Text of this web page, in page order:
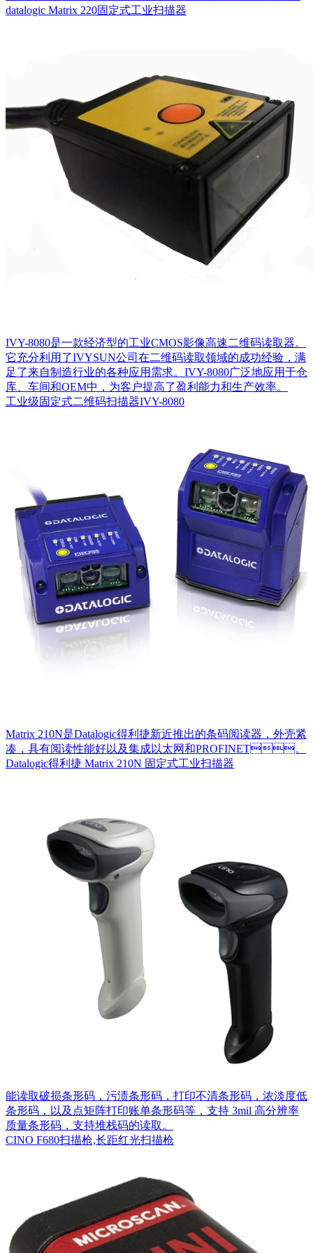
datalogic Matrix 220固定式工业扫描器
IVY-8080是一款经济型的工业CMOS影像高速二维码读取器。
它充分利用了IVYSUN公司在二维码读取领域的成功经验，满
足了来自制造行业的各种应用需求。IVY-8080广泛地应用于仓
库、车间和OEM中，为客户提高了盈利能力和生产效率。
工业级固定式二维码扫描器IVY-8080
Matrix 210N是Datalogic得利捷新近推出的条码阅读器，外壳紧
凑，具有阅读性能好以及集成以太网和PROFINET。
Datalogic得利捷 Matrix 210N 固定式工业扫描器
能读取破损条形码，污渍条形码，打印不清条形码，浓淡度低
条形码，以及点矩阵打印账单条形码等，支持 3mil 高分辨率
质量条形码，支持堆栈码的读取。
CINO F680扫描枪,长距红光扫描枪